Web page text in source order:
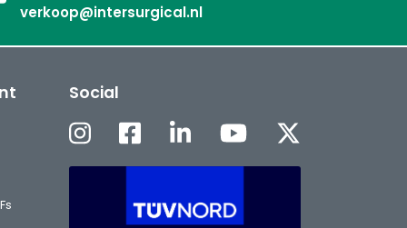
verkoop@intersurgical.nl
Social